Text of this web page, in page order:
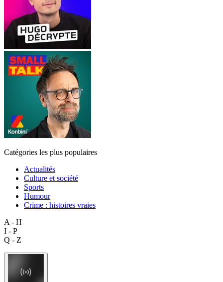
Catégories les plus populaires
Actualités
Culture et société
Sports
Humour
Crime : histoires vraies
A - H
I - P
Q - Z